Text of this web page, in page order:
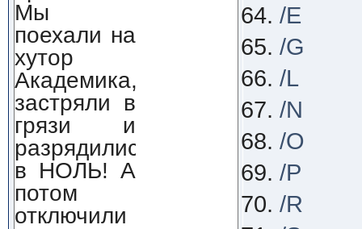
Мы
поехали на
хутор
Академика,
застряли в
грязи и
разрядились
в НОЛЬ! А
потом
отключили
/E
/G
/L
/N
/O
/P
/R